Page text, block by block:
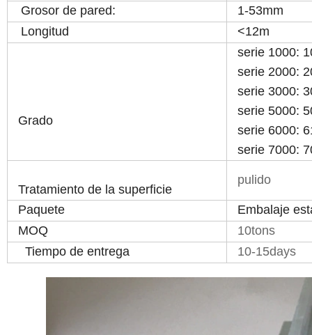
Grosor de pared:
1-53mm
Longitud
<12m
Grado
serie 1000:
serie 2000:
serie 3000:
serie 5000:
serie 6000:
serie 7000:
Tratamiento de la superficie
pulido
Paquete
Embalaje
MOQ
10tons
Tiempo de entrega
10-15days